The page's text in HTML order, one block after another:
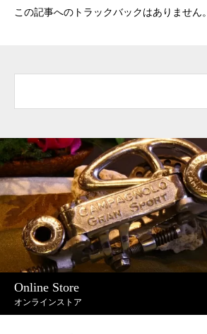
この記事へのトラックバックはありません。
Online Store
オンラインストア